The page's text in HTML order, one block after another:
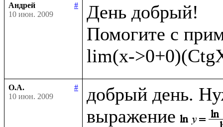
Андрей
#
10 июн. 2009
День добрый!
Помогите с
О.А.
#
10 июн. 2009
добрый день.
выражение